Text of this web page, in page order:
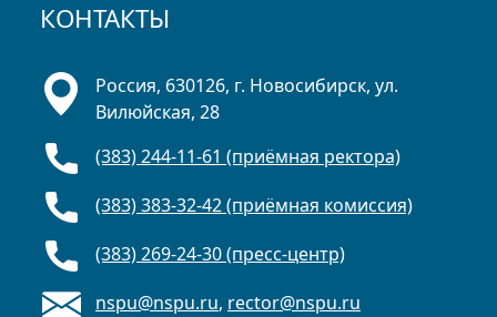
КОНТАКТЫ
Россия, 630126, г. Новосибирск, ул.
Вилюйская, 28
(383) 244-11-61 (приёмная ректора)
(383) 383-32-42 (приёмная комиссия)
(383) 269-24-30 (пресс-центр)
nspu@nspu.ru, rector@nspu.ru